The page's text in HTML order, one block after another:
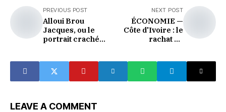
PREVIOUS POST
Alloui Brou
Jacques, ou le
portrait craché
miroir et détourne
les yeux
NEXT POST
ÉCONOMIE —
Côte d'Ivoire : le
rachat de
dette autrement
LEAVE A COMMENT